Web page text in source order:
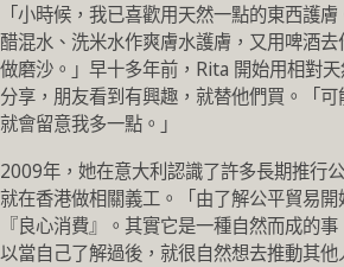
「小時候，我已喜歡用天然一點的東西護
醋混水、洗米水作爽膚水護膚，又用啤酒
做磨沙。」早十多年前，Rita 開始用相對
分享，朋友看到有興趣，就替他們買。「
就會留意我多一點。」
2009年，她在意大利認識了許多長期推行
就在香港做相關義工。「由了解公平貿易
『良心消費』。其實它是一種自然而成的
以當自己了解過後，就很自然想去推動其他